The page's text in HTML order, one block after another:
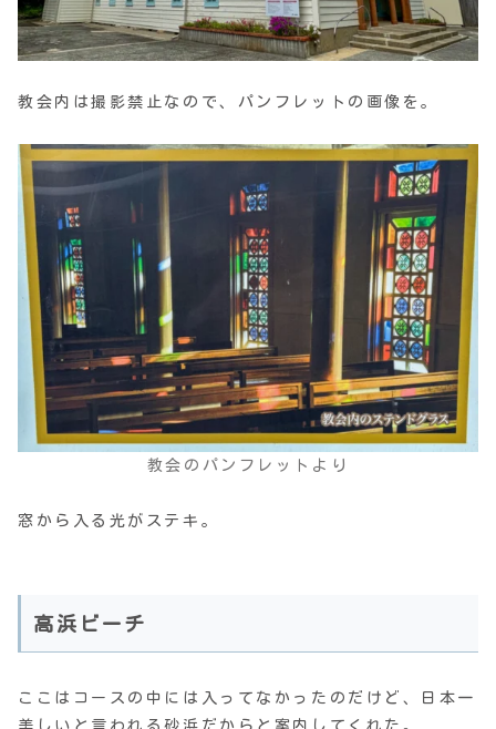
教会内は撮影禁止なので、パンフレットの画像を。
教会のパンフレットより
窓から入る光がステキ。
高浜ビーチ
ここはコースの中には入ってなかったのだけど、日本一